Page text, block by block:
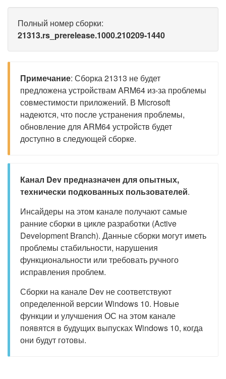
Полный номер сборки:
21313.rs_prerelease.1000.210209-1440
Примечание: Сборка 21313 не будет
предложена устройствам ARM64 из-за проблемы
совместимости приложений. В Microsoft
надеются, что после устранения проблемы,
обновление для ARM64 устройств будет
доступно в следующей сборке.
Канал Dev предназначен для опытных,
технически подкованных пользователей.
Инсайдеры на этом канале получают самые
ранние сборки в цикле разработки (Active
Development Branch). Данные сборки могут иметь
проблемы стабильности, нарушения
функциональности или требовать ручного
исправления проблем.
Сборки на канале Dev не соответствуют
определенной версии Windows 10. Новые
функции и улучшения ОС на этом канале
появятся в будущих выпусках Windows 10, когда
они будут готовы.